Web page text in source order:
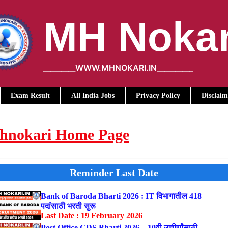
MH
_________WWW.MHNOKARI.IN__________
Exam Result All India Jobs Privacy Policy
Home Page
Reminder Last Date
Bank of Baroda Bharti 2026 : IT विभागातील 418
पदांसाठी भरती सुरू
Last Date : 19 February 2026